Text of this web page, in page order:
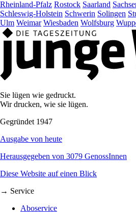
Rheinland-Pfalz Rostock Saarland
Schleswig-Holstein Schwerin Solingen
Ulm Weimar Wiesbaden Wolfsburg
Sie lügen wie gedruckt.
Wir drucken, wie sie lügen.
Gegründet 1947
Ausgabe von heute
Herausgegeben von 3079 GenossInnen
Diese Website auf einen Blick
→ Service
Aboservice